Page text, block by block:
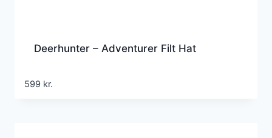
Deerhunter – Adventurer Filt Hat
599 kr.